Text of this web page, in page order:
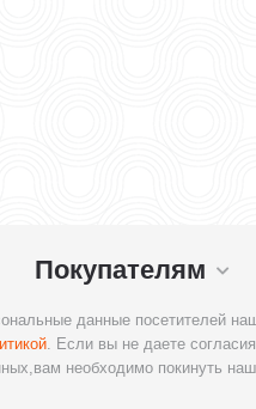
Покупателям
данные посетителей
. Если вы не даете
необходимо покинуть